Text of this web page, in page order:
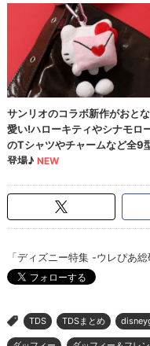
「ディズニー特集 -ウレぴあ
> TDS TDSまとめ